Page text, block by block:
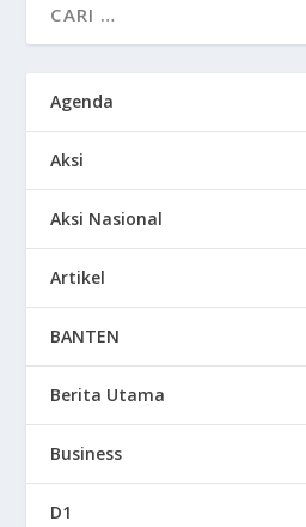
Agenda
Aksi
Aksi Nasional
Artikel
BANTEN
Berita Utama
Business
D1